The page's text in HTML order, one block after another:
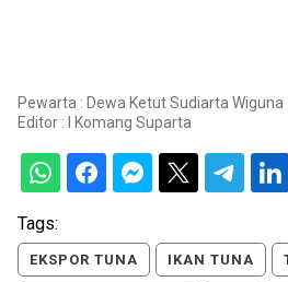
Pewarta : Dewa Ketut Sudiarta Wiguna
Editor :
I Komang Suparta
Tags:
EKSPOR TUNA IKAN TUNA